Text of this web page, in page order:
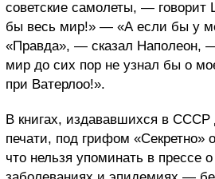
советские самолеты, — говорит
бы весь мир!» — «А если бы у
«Правда», — сказал Наполеон,
мир до сих пор не узнал бы о
при Ватерлоо!».
В книгах, издававшихся в СССР
печати, под грифом «Секретно»
что нельзя упоминать в прессе